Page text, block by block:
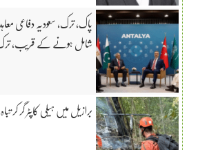
پاک، ترک، سعودیہ دفاعی
شامل ہونے کے قریب، ترک
برازیل میں ہیلی کاپٹر گر کر تباہ، 4 افراد